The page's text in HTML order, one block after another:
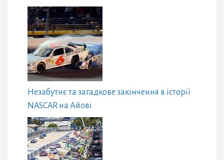
Незабутнє та загадкове закінчення в історії
NASCAR на Айові